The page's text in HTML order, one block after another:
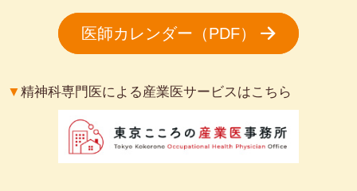
医師カレンダー（PDF）
▼精神科専門医による産業医サービスはこちら